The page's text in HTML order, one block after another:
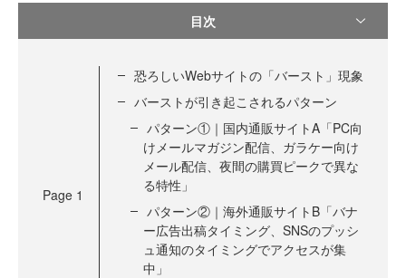
目次
Page 1
恐ろしいWebサイトの「バースト」現象
バーストが引き起こされるパターン
パターン①｜国内通販サイトA「PC向
けメールマガジン配信、ガラケー向け
メール配信、夜間の購買ピークで異な
る特性」
パターン②｜海外通販サイトB「バナ
ー広告出稿タイミング、SNSのプッシ
ュ通知のタイミングでアクセスが集
中」